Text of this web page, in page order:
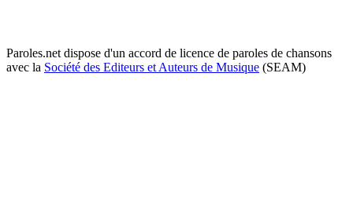
Paroles.net dispose d'un accord de licence de paroles de chansons
avec la Société des Editeurs et Auteurs de Musique (SEAM)